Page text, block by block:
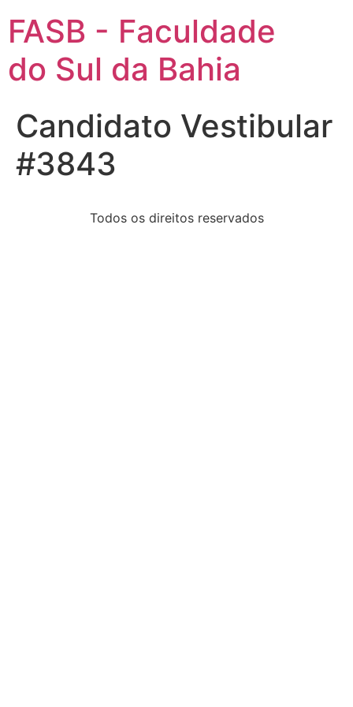
FASB - Faculdade
do Sul da Bahia
Candidato Vestibular
#3843
Todos os direitos reservados